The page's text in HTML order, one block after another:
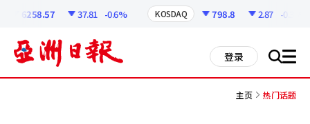
6258.57 37.81 -0.6% KOSDAQ 798.8 2.87 -0.36%
登录 搜 all
主页 热门话题